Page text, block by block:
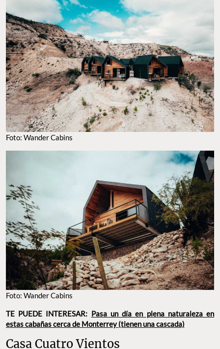
Foto: Wander Cabins
Foto: Wander Cabins
TE PUEDE INTERESAR: Pasa un día en plena naturaleza en
estas cabañas cerca de Monterrey (tienen una cascada)
Casa Cuatro Vientos